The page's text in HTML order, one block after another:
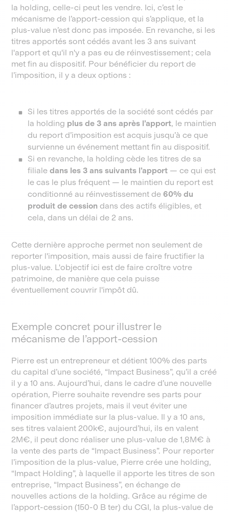
la holding, celle-ci peut les vendre. Ici, c’est le
mécanisme de l’apport-cession qui s’applique, et la
plus-value n’est donc pas imposée. En revanche, si les
titres apportés sont cédés avant les 3 ans suivant
l'apport et qu'il n'y a pas eu de réinvestissement ; cela
met fin au dispositif. Pour bénéficier du report de
l’imposition, il y a deux options :
Si les titres apportés de la société sont cédés par
la holding plus de 3 ans après l’apport, le maintien
du report d’imposition est acquis jusqu’à ce que
survienne un événement mettant fin au dispositif.
Si en revanche, la holding cède les titres de sa
filialedans les 3 ans suivants l’apport — ce qui est
le cas le plus fréquent — le maintien du report est
conditionné au réinvestissement de 60% du
produit de cession dans des actifs éligibles, et
cela, dans un délai de 2 ans.
Cette dernière approche permet non seulement de
reporter l'imposition, mais aussi de faire fructifier la
plus-value. L'objectif ici est de faire croître votre
patrimoine, de manière que cela puisse
éventuellement couvrir l'impôt dû.
Exemple concret pour illustrer le
mécanisme de l’apport-cession
Pierre est un entrepreneur et détient 100% des parts
du capital d’une société, “Impact Business”, qu’il a créé
il y a 10 ans. Aujourd’hui, dans le cadre d’une nouvelle
opération, Pierre souhaite revendre ses parts pour
financer d’autres projets, mais il veut éviter une
imposition immédiate sur la plus-value. Il y a 10 ans,
ses titres valaient 200k€, aujourd’hui, ils en valent
2M€, il peut donc réaliser une plus-value de 1,8M€ à
la vente des parts de “Impact Business”. Pour reporter
l’imposition de la plus-value, Pierre crée une holding,
“Impact Holding”, à laquelle il apporte les titres de son
entreprise, “Impact Business”, en échange de
nouvelles actions de la holding. Grâce au régime de
l’apport-cession (150-0 B ter) du CGI, la plus-value de